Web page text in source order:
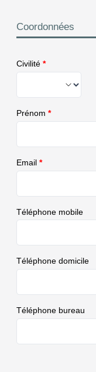
Coordonnées
Civilité *
Prénom *
Email *
Téléphone mobile
Téléphone domicile
Téléphone bureau